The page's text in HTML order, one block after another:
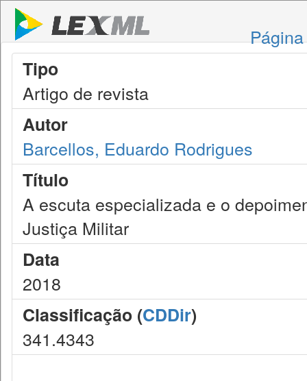
Tipo
Artigo de revista
Autor
Barcellos, Eduardo Rodrigues
Título
A escuta especializada e o
Justiça Militar
Data
2018
Classificação (CDDir)
341.4343